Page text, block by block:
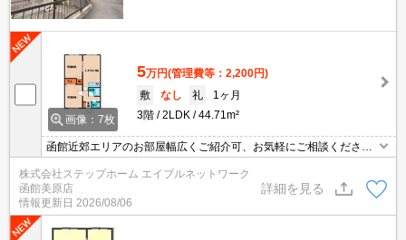
画像：7枚
5万円(管理費等：2,200円)
敷
なし 礼
1ヶ月
3階
2LDK 44.71m²
函館近郊エリアのお部屋幅広くご紹介可、お気軽にご相談くださ
い。スマホやPCなどでご自宅からオンライン内見可能です。バス・
トイレ別。照明器具付き。灯油FF。
株式会社ステップホーム エイブルネットワーク
函館美原店
情報更新日 2026/08/06
詳細を見る